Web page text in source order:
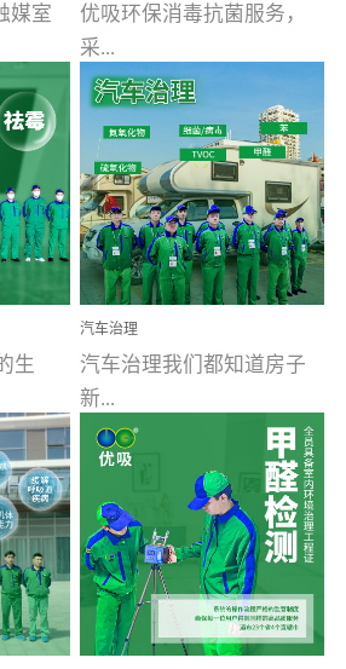
媒室
工业
姿
活情
醛为
优吸环保消毒抗菌服务，
采...
用行业公认奥维牌消毒
液，具备杀死人体冠状病
毒的功效，杀菌率
99.99%。相对于传统消毒
液来说，无...
生
养
响，
多、
滋生
汽车治理
汽车治理我们都知道房子
新...
装修完会有甲醛，其实汽
车的甲醛超标问题更为严
重。汽车的空间范围小，
配件、皮具、装饰多，这
些都是汽...